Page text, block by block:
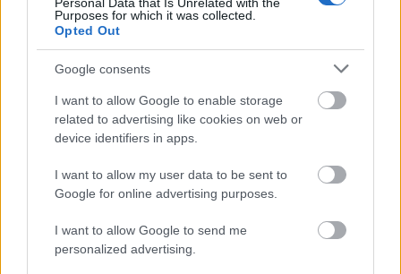
Purposes for which it was collected.
Opted Out
Google consents
I want to allow Google to enable storage
related to advertising like cookies on web or
device identifiers in apps.
I want to allow my user data to be sent to
Google for online advertising purposes.
I want to allow Google to send me
personalized advertising.
de ahogy korábban, idén is megtalálsz minket ...